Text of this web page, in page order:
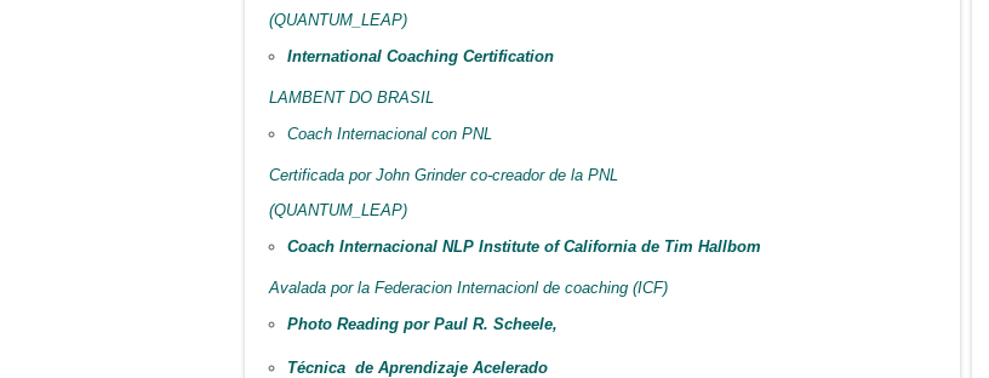
(QUANTUM_LEAP)
International Coaching Certification
LAMBENT DO BRASIL
Coach Internacional con PNL
Certificada por John Grinder co-creador de la PNL
(QUANTUM_LEAP)
Coach Internacional NLP Institute of California de Tim Hallbom
Avalada por la Federacion Internacionl de coaching (ICF)
Photo Reading por Paul R. Scheele,
Técnica de Aprendizaje Acelerado